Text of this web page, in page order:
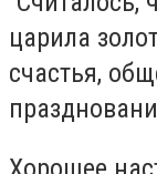
царила
счастья,